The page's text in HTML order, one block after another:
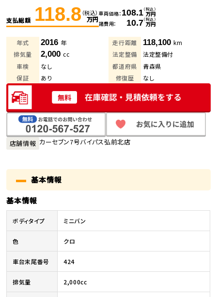
支払総額 118.8 （税込）
万円
車両価格 108.1（税込）
万円
諸費用
10.7（税込）
万円
年式 2016 年 走行距離 118,100 km
排気量
2,000cc 法定整備
法定整備付
車検
なし 都道府県
青森県
保証
あり 修復歴 なし
店舗情報 カーセブン7号バイパス弘前北店
基本情報
基本情報
ボディタイプ ミニバン
色 クロ
車台末尾番号 424
排気量 2,000cc